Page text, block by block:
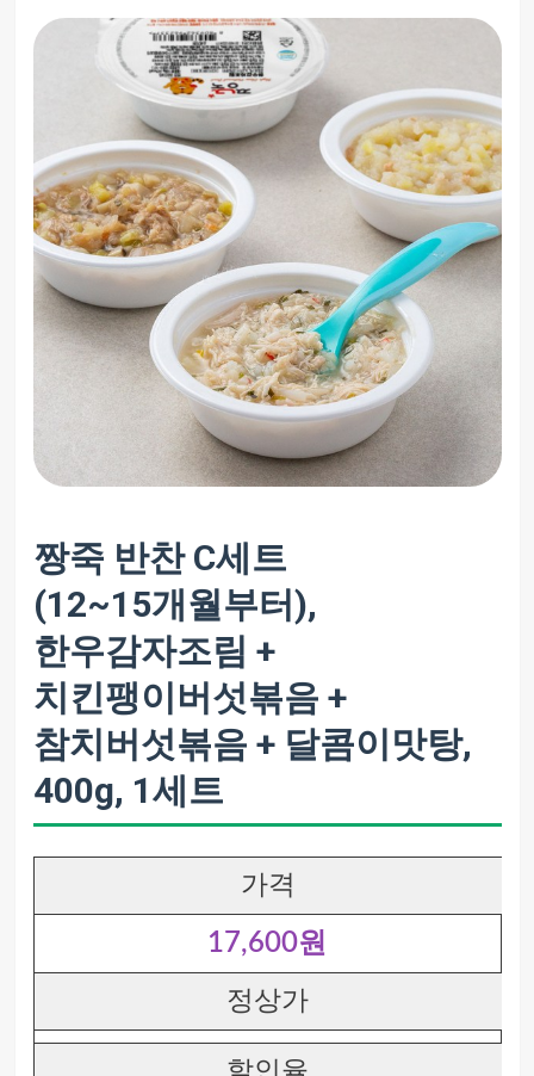
짱죽 반찬 C세트
(12~15개월부터),
한우감자조림 +
치킨팽이버섯볶음 +
참치버섯볶음 + 달콤이맛탕,
400g, 1세트
가격
17,600원
정상가